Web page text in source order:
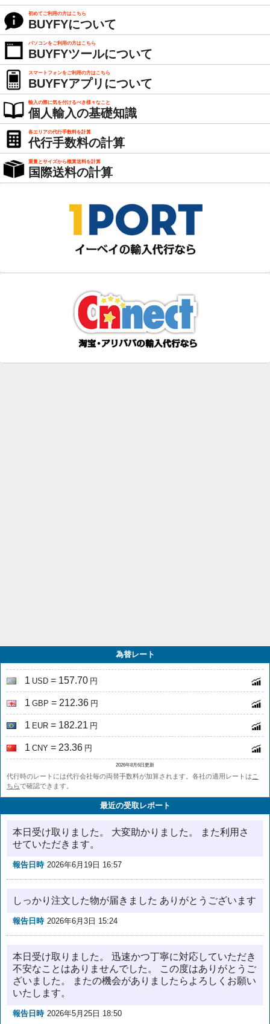
初めてご利用の方はこちら
BUYFYについて
パソコンをご利用の方はこちら
BUYFYツールについて
スマートフォンをご利用の方はこちら
BUYFYアプリについて
輸入の際に気を付けるべき様々なこと
個人輸入の基礎知識
各エリアの代行手数料を計算
代行手数料の計算
重量とサイズから概算送料を計算
国際送料の計算
為替レート
1 USD = 157.70 円
1 GBP = 212.36 円
1 EUR = 182.21 円
1 CNY = 23.36 円
2026年8月6日更新
代行時のレートには代行会社毎の両替手数料が加算されます。各社の適用レートは こ
ちらで確認できます。
最近の受取レポート
本日受け取りました。 大変助かりました。 また利用さ
せていただきます。
報告日時 2026年6月19日 16:57
しっかり注文した物が届きました ありがとうございます
報告日時 2026年6月3日 15:24
本日受け取りました。 迅速かつ丁寧に対応していただき
不安なことはありませんでした。 この度はありがとうご
ざいました。 またの機会がありましたらよろしくお願い
いたします。
報告日時 2026年5月25日 18:50